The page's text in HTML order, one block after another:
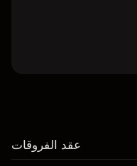
عقد الفروقات